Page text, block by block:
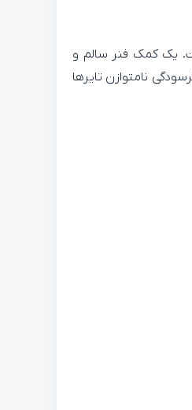
یک کمک فنر سالم و
نامتوازن تایرها